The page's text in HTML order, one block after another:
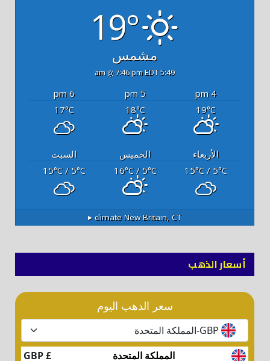
19°
مشمس
5:49 am
7:46 pm EDT
4 pm
5 pm
6 pm
19°C
18°C
17°C
الأربعاء الخميس
السبت
15°C / 5°C
16°C/ 5°C
15°C/ 5°C
New Britain, CT
أسعار الذهب